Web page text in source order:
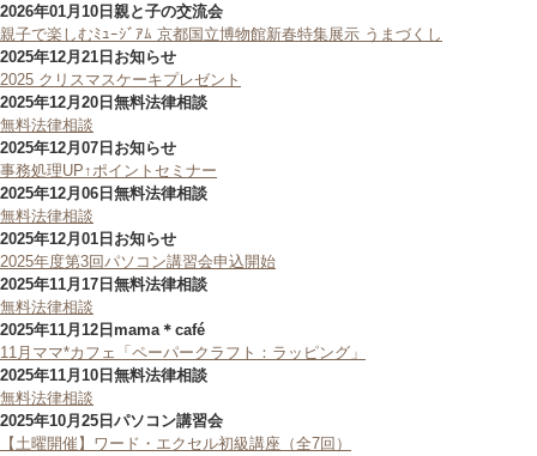
2026年01月10日 親と子の交流会
親子で楽しむﾐｭｰｼﾞｱﾑ 京都国立博物館新春特集展示 うまづくし
2025年12月21日 お知らせ
2025 クリスマスケーキプレゼント
2025年12月20日 無料法律相談
無料法律相談
2025年12月07日 お知らせ
事務処理UP↑ポイントセミナー
2025年12月06日 無料法律相談
無料法律相談
2025年12月01日 お知らせ
2025年度第3回パソコン講習会申込開始
2025年11月17日 無料法律相談
無料法律相談
2025年11月12日 mama＊café
11月ママ*カフェ「ペーパークラフト：ラッピング」
2025年11月10日 無料法律相談
無料法律相談
2025年10月25日 パソコン講習会
【土曜開催】ワード・エクセル初級講座（全7回）